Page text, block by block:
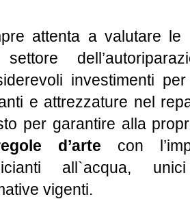
attenta a valutare le
investimenti
e attrezzature nel
per garantire alla
d’arte con
all`acqua,
vigenti.